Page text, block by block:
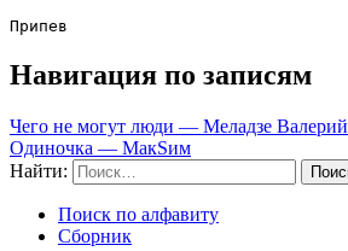
Припев
Навигация по записям
Чего не могут люди — Меладзе Валерий
Одиночка — МакSим
Найти:
Поиск по алфавиту
Сборник